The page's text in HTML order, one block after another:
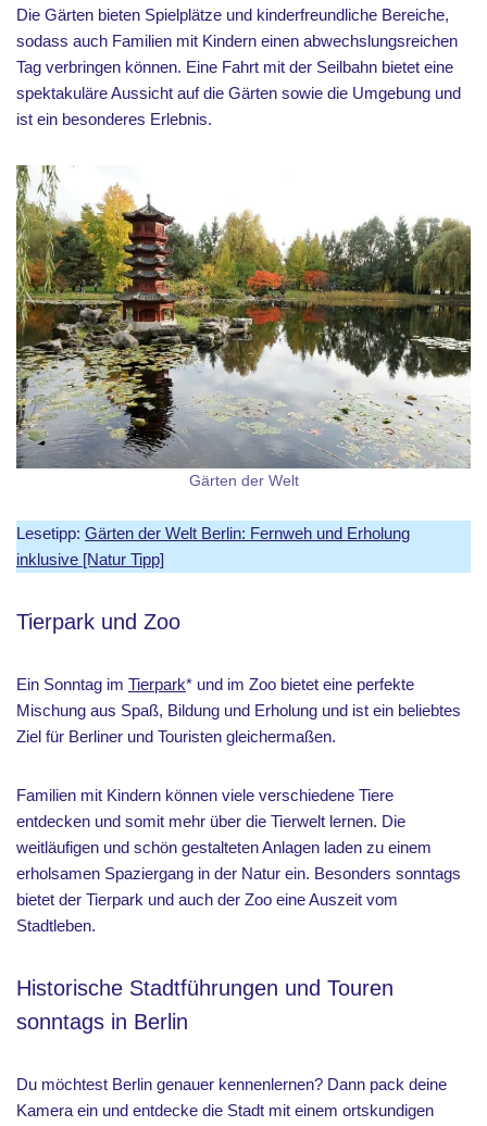
Die Gärten bieten Spielplätze und kinderfreundliche Bereiche,
sodass auch Familien mit Kindern einen abwechslungsreichen
Tag verbringen können. Eine Fahrt mit der Seilbahn bietet eine
spektakuläre Aussicht auf die Gärten sowie die Umgebung und
ist ein besonderes Erlebnis.
Gärten der Welt
Lesetipp: Gärten der Welt Berlin: Fernweh und Erholung
inklusive [Natur Tipp]
Tierpark und Zoo
Ein Sonntag im Tierpark* und im Zoo bietet eine perfekte
Mischung aus Spaß, Bildung und Erholung und ist ein beliebtes
Ziel für Berliner und Touristen gleichermaßen.
Familien mit Kindern können viele verschiedene Tiere
entdecken und somit mehr über die Tierwelt lernen. Die
weitläufigen und schön gestalteten Anlagen laden zu einem
erholsamen Spaziergang in der Natur ein. Besonders sonntags
bietet der Tierpark und auch der Zoo eine Auszeit vom
Stadtleben.
Historische Stadtführungen und Touren
sonntags in Berlin
Du möchtest Berlin genauer kennenlernen? Dann pack deine
Kamera ein und entdecke die Stadt mit einem ortskundigen